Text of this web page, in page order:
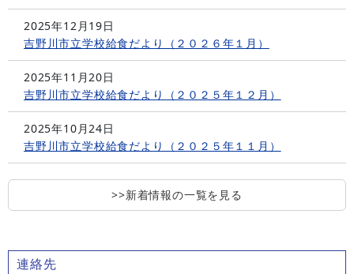
2025年12月19日
吉野川市立学校給食だより（２０２６年１月）
2025年11月20日
吉野川市立学校給食だより（２０２５年１２月）
2025年10月24日
吉野川市立学校給食だより（２０２５年１１月）
>>新着情報の一覧を見る
連絡先